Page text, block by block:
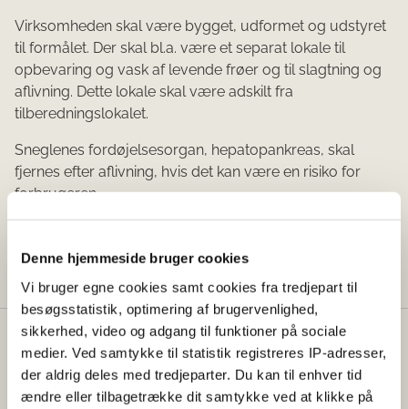
Denne hjemmeside bruger cookies
Vi bruger egne cookies samt cookies fra tredjepart til
besøgsstatistik, optimering af brugervenlighed,
sikkerhed, video og adgang til funktioner på sociale
medier. Ved samtykke til statistik registreres IP-adresser,
der aldrig deles med tredjeparter. Du kan til enhver tid
ændre eller tilbagetrække dit samtykke ved at klikke på
Virksomheden skal være bygget, udformet og udstyret
til formålet. Der skal bl.a. være et separat lokale til
opbevaring og vask af levende frøer og til slagtning og
aflivning. Dette lokale skal være adskilt fra
tilberedningslokalet.
Sneglenes fordøjelsesorgan, hepatopankreas, skal
fjernes efter aflivning, hvis det kan være en risiko for
forbrugeren.
afsnit XI
Fødevarestyrelsen
Fødevarestyrelsen er en styrelse under